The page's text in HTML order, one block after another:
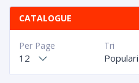
CATALOGUE
Tri
Per Page
12